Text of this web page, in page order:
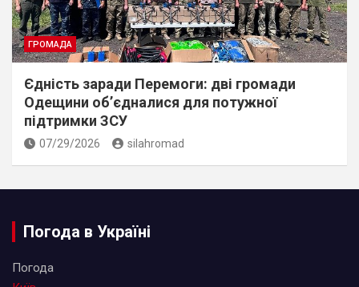
ГРОМАДА
Єдність заради Перемоги: дві громади
Одещини об’єдналися для потужної
підтримки ЗСУ
07/29/2026 silahromad
Погода в Україні
Погода